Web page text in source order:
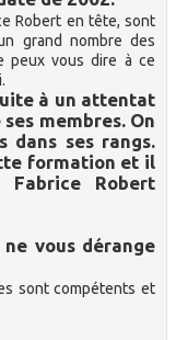
Robert en tête, sont
grand nombre des
peux vous dire à ce
à un attentat
membres. On
dans ses rangs.
formation et il
Robert
vous dérange
sont compétents et